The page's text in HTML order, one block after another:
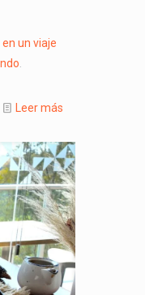
un viaje
Leer más